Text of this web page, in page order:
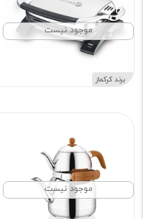
موجود نیست
برند کرکماز
موجود نیست